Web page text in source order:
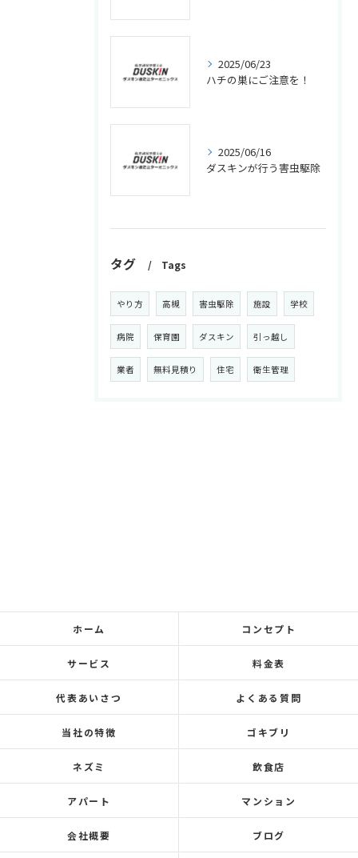
2025/06/23
ハチの巣にご注意を！
2025/06/16
ダスキンが行う害虫駆除
タグ Tags
やり方 高槻 害虫駆除 施設 学校
病院 保育園 ダスキン 引っ越し
業者 無料見積り 住宅 衛生管理
ホーム コンセプト
サービス 料金表
代表あいさつ よくある質問
当社の特徴 ゴキブリ
ネズミ 飲食店
アパート マンション
会社概要 ブログ